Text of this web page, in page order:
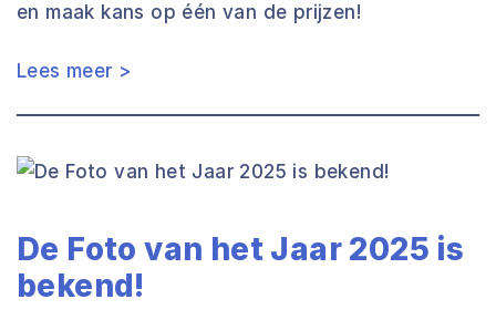
en maak kans op één van de prijzen!
Lees meer >
De Foto van het Jaar 2025 is
bekend!